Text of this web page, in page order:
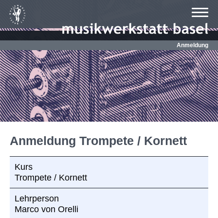
Anmeldung
Anmeldung Trompete / Kornett
Kurs
Trompete / Kornett
Lehrperson
Marco von Orelli